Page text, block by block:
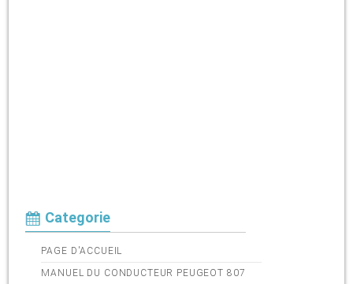
Categorie
PAGE D'ACCUEIL
MANUEL DU CONDUCTEUR PEUGEOT 807